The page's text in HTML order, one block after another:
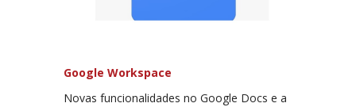
Google Workspace
Novas funcionalidades no Google Docs e a